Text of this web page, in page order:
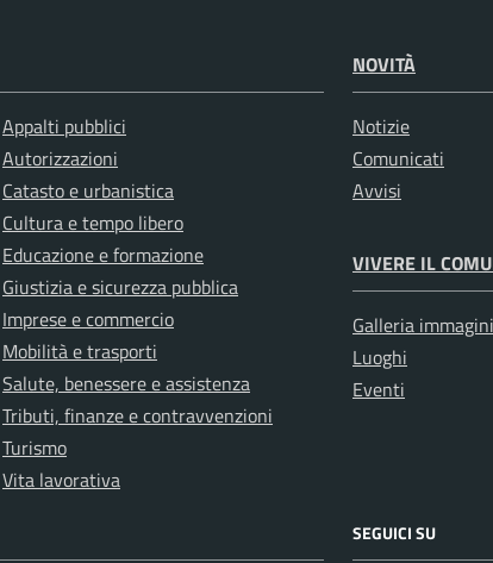
Appalti pubblici
Autorizzazioni
Catasto e urbanistica
Cultura e tempo libero
Educazione e formazione
Giustizia e sicurezza pubblica
Imprese e commercio
Mobilità e trasporti
Salute, benessere e assistenza
Tributi, finanze e contravvenzioni
Turismo
Vita lavorativa
NOVITÀ
Notizie
Comunicati
Avvisi
VIVERE IL
Galleria immagini
Luoghi
Eventi
SEGUICI SU